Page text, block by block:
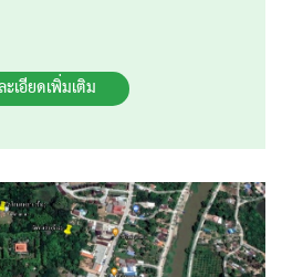
ะเอียดเพิ่มเติม